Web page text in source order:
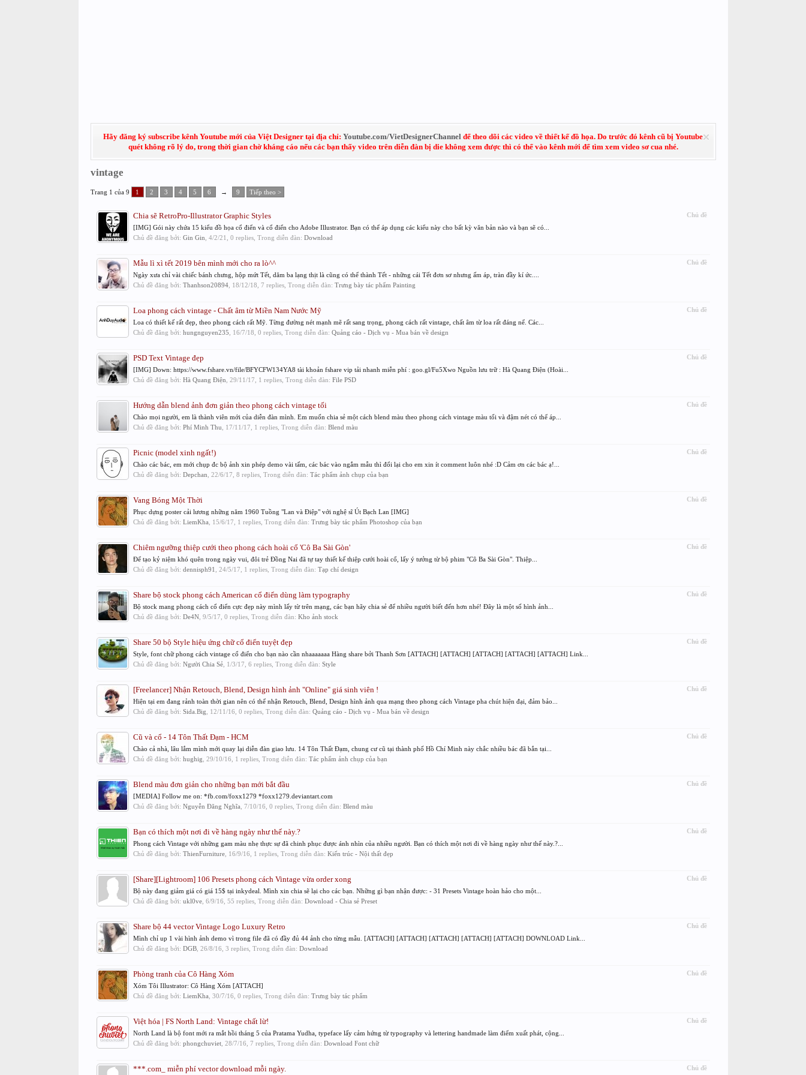
Hãy đăng ký subscribe kênh Youtube mới của Việt Designer tại địa chỉ: Youtube.com/VietDesignerChannel để theo dõi các video về thiết kế đồ họa. Do trước đó kênh cũ bị Youtube
quét không rõ lý do, trong thời gian chờ kháng cáo nếu các bạn thấy video trên diễn đàn bị die không xem được thì có thể vào kênh mới để tìm xem video sơ cua nhé.
vintage
Trang 1 của 9 1 2 3 4 5 6 → 9 Tiếp theo >
Chủ đề
Chia sẽ RetroPro-Illustrator Graphic Styles
[IMG] Gói này chứa 15 kiểu đồ họa cổ điển và cổ điển cho Adobe Illustrator. Bạn có thể áp dụng các kiểu này cho bất kỳ văn bản nào và bạn sẽ có...
Chủ đề đăng bởi: Gin Gin 4/2/21 , 0 replies, Trong diễn đàn: Download
Chủ đề
Mẫu lì xì tết 2019 bên mình mới cho ra lò^^
Ngày xưa chỉ vài chiếc bánh chưng, hộp mứt Tết, dăm ba lạng thịt là cũng có thể thành Tết - những cái Tết đơn sơ nhưng ấm áp, tràn đầy kí ức....
Chủ đề đăng bởi: Thanhson20894, 18/12/18 , 7 replies, Trong diễn đàn: Trưng bày tác phẩm Painting
Chủ đề
Loa phong cách vintage - Chất âm từ Miền Nam Nước Mỹ
Loa có thiết kế rất đẹp, theo phong cách rất Mỹ. Từng đường nét mạnh mẽ rất sang trọng, phong cách rất vintage, chất âm từ loa rất đáng nể. Các...
Chủ đề đăng bởi: hungnguyen235 16/7/18 , 0 replies, Trong diễn đàn: Quảng cáo - Dịch vụ - Mua bán về design
Chủ đề
PSD Text Vintage đẹp
[IMG] Down: https://www.fshare.vn/file/BFYCFW134YA8 tài khoản fshare vip tải nhanh miễn phí : goo.gl/Fu5Xwo Nguồn lưu trữ : Hà Quang Điện (Hoài...
Chủ đề đăng bởi: Hà Quang Điện 29/11/17 , 1 replies, Trong diễn đàn: File PSD
Chủ đề
Hướng dẫn blend ảnh đơn giản theo phong cách vintage tối
Chào mọi người, em là thành viên mới của diễn đàn mình. Em muốn chia sẻ một cách blend màu theo phong cách vintage màu tối và đậm nét có thể áp...
Chủ đề đăng bởi: Phí Minh Thu 17/11/17 , 1 replies, Trong diễn đàn: Blend màu
Chủ đề
Picnic (model xinh ngất!)
Chào các bác, em mới chụp đc bộ ảnh xin phép demo vài tấm, các bác vào ngắm mẫu thì đổi lại cho em xin ít comment luôn nhé :D Cảm ơn các bác ạ!...
Chủ đề đăng bởi: Depchan 22/6/17 , 8 replies, Trong diễn đàn: Tác phẩm ảnh chụp của bạn
Chủ đề
Vang Bóng Một Thời
Phục dựng poster cải lương những năm 1960 Tuồng "Lan và Điệp" với nghệ sĩ Út Bạch Lan [IMG]
Chủ đề đăng bởi: LiemKha 15/6/17 , 1 replies, Trong diễn đàn: Trưng bày tác phẩm Photoshop của bạn
Chủ đề
Chiêm ngưỡng thiệp cưới theo phong cách hoài cổ 'Cô Ba Sài Gòn'
Để tạo kỷ niệm khó quên trong ngày vui, đôi trẻ Đồng Nai đã tự tay thiết kế thiệp cưới hoài cổ, lấy ý tưởng từ bộ phim "Cô Ba Sài Gòn". Thiệp...
Chủ đề đăng bởi: dennisph91 24/5/17 , 1 replies, Trong diễn đàn: Tạp chí design
Chủ đề
Share bộ stock phong cách American cổ điển dùng làm typography
Bộ stock mang phong cách cổ điển cực đẹp này mình lấy từ trên mạng, các bạn hãy chia sẻ để nhiều người biết đến hơn nhé! Đây là một số hình ảnh...
Chủ đề đăng bởi: De4N, 9/5/17 , 0 replies, Trong diễn đàn: Kho ảnh stock
Chủ đề
Share 50 bộ Style hiệu ứng chữ cổ điển tuyệt đẹp
Style, font chữ phong cách vintage cổ điển cho bạn nào cần nhaaaaaaa Hàng share bởi Thanh Sơn [ATTACH] [ATTACH] [ATTACH] [ATTACH] [ATTACH] Link...
Chủ đề đăng bởi: Người Chia Sẻ, 1/3/17 , 6 replies, Trong diễn đàn: Style
Chủ đề
[Freelancer] Nhận Retouch, Blend, Design hình ảnh "Online" giá sinh viên !
Hiện tại em đang rảnh toàn thời gian nên có thể nhận Retouch, Blend, Design hình ảnh qua mạng theo phong cách Vintage pha chút hiện đại, đảm bảo...
Chủ đề đăng bởi: Sida.Big 12/11/16 , 0 replies, Trong diễn đàn: Quảng cáo - Dịch vụ - Mua bán về design
Chủ đề
Cũ và cổ - 14 Tôn Thất Đạm - HCM
Chào cả nhà, lâu lắm mình mới quay lại diễn đàn giao lưu. 14 Tôn Thất Đạm, chung cư cũ tại thành phố Hồ Chí Minh này chắc nhiều bác đã bắn tại...
Chủ đề đăng bởi: hughig 29/10/16 , 1 replies, Trong diễn đàn: Tác phẩm ảnh chụp của bạn
Chủ đề
Blend màu đơn giản cho những bạn mới bắt đầu
[MEDIA] Follow me on: *fb.com/foxx1279 *foxx1279.deviantart.com
Chủ đề đăng bởi: Nguyễn Đăng Nghĩa 7/10/16 , 0 replies, Trong diễn đàn: Blend màu
Chủ đề
Bạn có thích một nơi đi về hàng ngày như thế này.?
Phong cách Vintage với những gam màu nhẹ thực sự đã chinh phục được ánh nhìn của nhiều người. Bạn có thích một nơi đi về hàng ngày như thế này.?...
Chủ đề đăng bởi: ThienFurniture, 16/9/16 , 1 replies, Trong diễn đàn: Kiến trúc - Nội thất đẹp
Chủ đề
[Share][Lightroom] 106 Presets phong cách Vintage vừa order xong
Bộ này đang giảm giá có giá 15$ tại inkydeal. Mình xin chia sẽ lại cho các bạn. Những gì bạn nhận được: - 31 Presets Vintage hoàn hảo cho một...
Chủ đề đăng bởi: ukl0ve, 6/9/16 , 55 replies, Trong diễn đàn: Download - Chia sẻ Preset
Chủ đề
Share bộ 44 vector Vintage Logo Luxury Retro
Mình chỉ up 1 vài hình ảnh demo vì trong file đã có đầy đủ 44 ảnh cho từng mẫu. [ATTACH] [ATTACH] [ATTACH] [ATTACH] [ATTACH] DOWNLOAD Link...
Chủ đề đăng bởi: DGB, 26/8/16 , 3 replies, Trong diễn đàn: Download
Chủ đề
Phòng tranh của Cô Hàng Xóm
Xóm Tôi Illustrator: Cô Hàng Xóm [ATTACH]
Chủ đề đăng bởi: LiemKha 30/7/16 , 0 replies, Trong diễn đàn: Trưng bày tác phẩm
Chủ đề
Việt hóa | FS North Land: Vintage chất lừ!
North Land là bộ font mới ra mắt hồi tháng 5 của Pratama Yudha, typeface lấy cảm hứng từ typography và lettering handmade làm điểm xuất phát, cộng...
Chủ đề đăng bởi: phongchuviet, 28/7/16 , 7 replies, Trong diễn đàn: Download Font chữ
Chủ đề
***.com_ miễn phí vector download mỗi ngày.